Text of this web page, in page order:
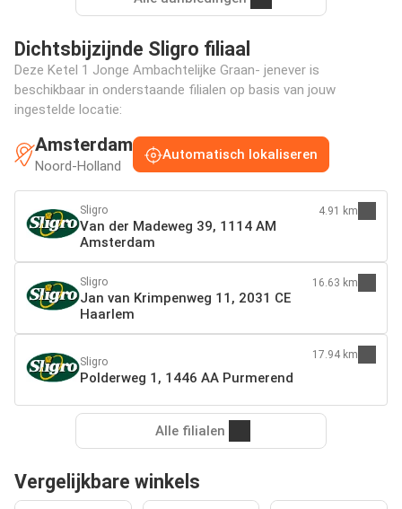
Dichtsbijzijnde Sligro filiaal
Deze Ketel 1 Jonge Ambachtelijke Graan- jenever is
beschikbaar in onderstaande filialen op basis van jouw
ingestelde locatie:
Amsterdam
Noord-Holland
Automatisch lokaliseren
Sligro
Van der Madeweg 39, 1114 AM
Amsterdam
4.91 km
Sligro
Jan van Krimpenweg 11, 2031 CE
Haarlem
16.63 km
Sligro
Polderweg 1, 1446 AA Purmerend
17.94 km
Alle filialen
Vergelijkbare winkels